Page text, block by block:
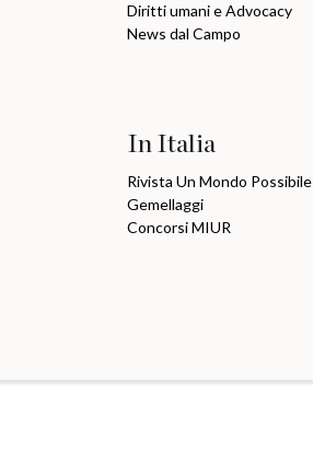
Diritti umani e Advocacy
News dal Campo
In Italia
Rivista Un Mondo Possibile
Gemellaggi
Concorsi MIUR